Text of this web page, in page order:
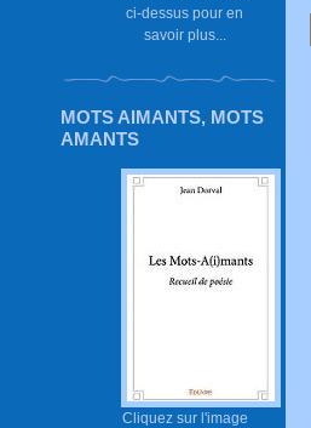
ci-dessus pour en
savoir plus...
MOTS AIMANTS, MOTS
AMANTS
Cliquez sur l'image